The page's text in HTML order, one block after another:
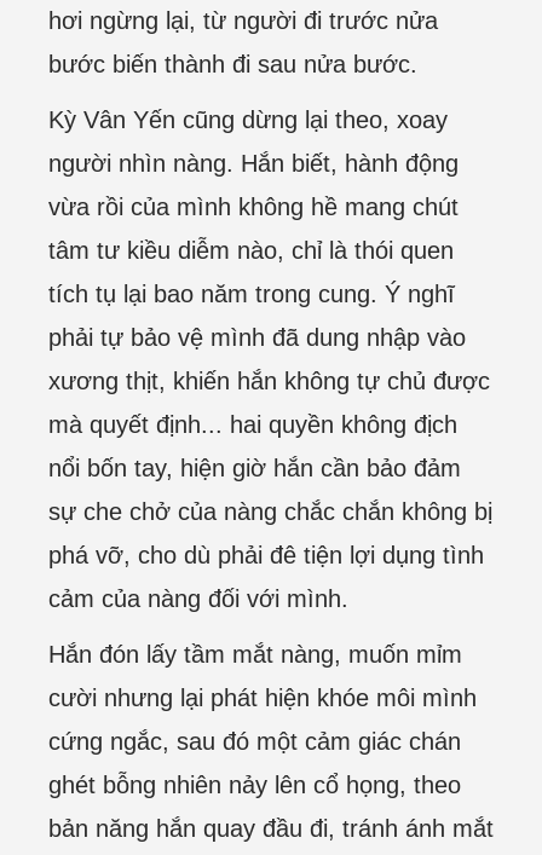
hơi ngừng lại, từ người đi trước nửa
bước biến thành đi sau nửa bước.
Kỳ Vân Yến cũng dừng lại theo, xoay
người nhìn nàng. Hắn biết, hành động
vừa rồi của mình không hề mang chút
tâm tư kiều diễm nào, chỉ là thói quen
tích tụ lại bao năm trong cung. Ý nghĩ
phải tự bảo vệ mình đã dung nhập vào
xương thịt, khiến hắn không tự chủ được
mà quyết định... hai quyền không địch
nổi bốn tay, hiện giờ hắn cần bảo đảm
sự che chở của nàng chắc chắn không bị
phá vỡ, cho dù phải đê tiện lợi dụng tình
cảm của nàng đối với mình.
Hắn đón lấy tầm mắt nàng, muốn mỉm
cười nhưng lại phát hiện khóe môi mình
cứng ngắc, sau đó một cảm giác chán
ghét bỗng nhiên nảy lên cổ họng, theo
bản năng hắn quay đầu đi, tránh ánh mắt